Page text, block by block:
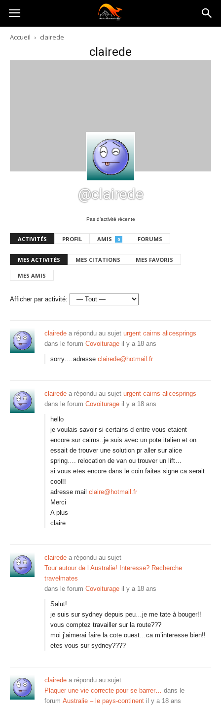
Australia-
australie.com
Accueil clairede
clairede
@clairede
Pas d’activité récente
ACTIVITÉS PROFIL AMIS 0 FORUMS
MES ACTIVITÉS MES CITATIONS MES FAVORIS
MES AMIS
Afficher par activité:
clairede a répondu au sujet urgent cairns alicesprings
dans le forum Covoiturage il y a 18 ans
sorry….adresse clairede@hotmail.fr
clairede a répondu au sujet urgent cairns alicesprings
dans le forum Covoiturage il y a 18 ans
hello
je voulais savoir si certains d entre vous etaient
encore sur cairns..je suis avec un pote italien et on
essait de trouver une solution pr aller sur alice
spring…. relocation de van ou trouver un lift…
si vous etes encore dans le coin faites signe ca serait
cool!!
adresse mail claire@hotmail.fr
Merci
A plus
claire
clairede a répondu au sujet
Tour autour de l Australie! Interesse? Recherche
travelmates
dans le forum Covoiturage il y a 18 ans
Salut!
je suis sur sydney depuis peu…je me tate à bouger!!
vous comptez travailler sur la route???
moi j’aimerai faire la cote ouest…ca m’interesse bien!!
etes vous sur sydney????
clairede a répondu au sujet
Plaquer une vie correcte pour se barrer… dans le
forum Australie – le pays-continent il y a 18 ans